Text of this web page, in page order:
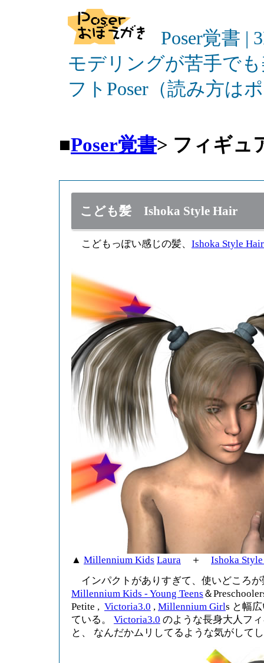
Poser覚書 |
モデリングが苦手で
フトPoser（読み方は
■Poser覚書> フィギュ
こども髪 Ishoka Style Hair
こどもっぽい感じの髪、 Ishoka Style Hair
▲ Millennium Kids Laura ＋ Ishoka
インパクトがありすぎて、使いどころ
Millennium Kids - Young Teens ＆
Petite , Victoria3.0 , Millennium Girls と幅
ている。 Victoria3.0 のような長身大人フ
と、 なんだかムリしてるような気がして